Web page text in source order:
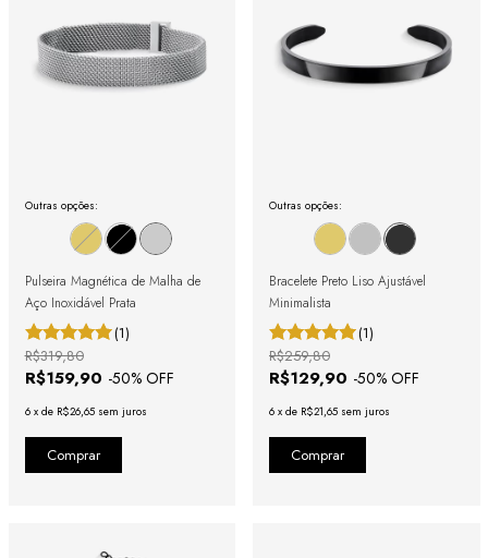
Outras opções:
Pulseira Magnética de Malha de
Aço Inoxidável Prata
(1)
R$159,90 -50% OFF
R$319,80
6 x de R$26,65 sem juros
Outras opções:
Bracelete Preto Liso Ajustável
Minimalista
(1)
R$129,90 -50% OFF
R$259,80
6 x de R$21,65 sem juros